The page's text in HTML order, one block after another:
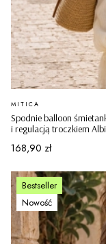
Spodnie balloon
i regulacją troczkiem
PRODUCENT
MITICA
Cena
168,90 zł
Bestseller
Nowość